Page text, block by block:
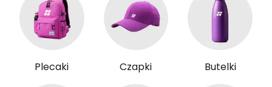
Plecaki Czapki Butelki